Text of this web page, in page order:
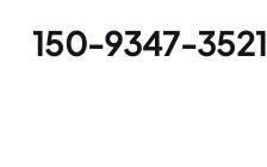
150-9347-3521